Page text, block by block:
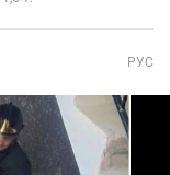
РУС